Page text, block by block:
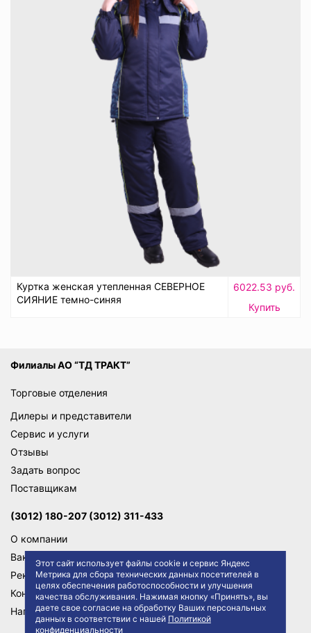
Этот сайт использует файлы cookie и сервис Яндекс
Метрика для сбора технических данных посетителей в
целях обеспечения работоспособности и улучшения
качества обслуживания. Нажимая кнопку «Принять», вы
даете свое согласие на обработку Ваших персональных
данных в соответствии с нашей Политикой
конфиденциальности
Куртка женская утепленная СЕВЕРНОЕ
СИЯНИЕ темно-синяя
6022.53 руб.
Купить
Филиалы АО “ТД ТРАКТ”
Торговые отделения
Дилеры и представители
Сервис и услуги
Отзывы
Задать вопрос
Поставщикам
(3012) 180-207 (3012) 311-433
О компании
Вакансии
Реквизиты
Контакты
Написать директору